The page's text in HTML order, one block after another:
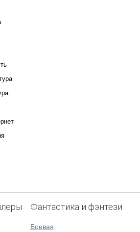
Фантастика и фэнтези
Боевая